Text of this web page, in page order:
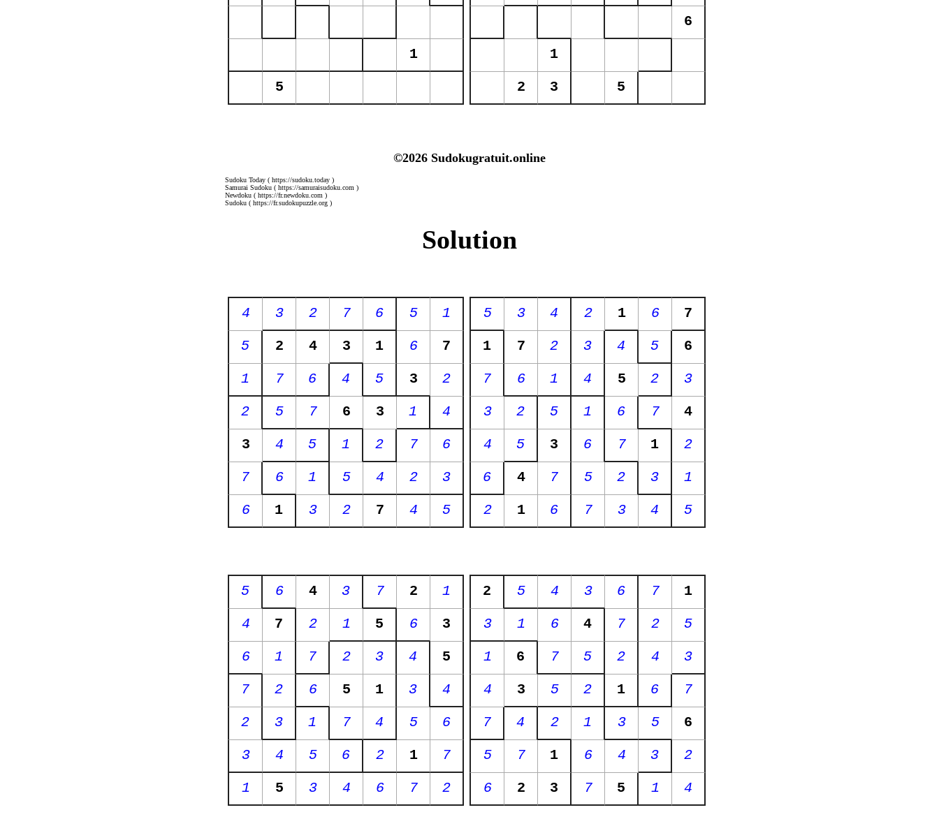
©2026 Sudokugratuit.online
Sudoku Today ( https://sudoku.today )
Samurai Sudoku ( https://samuraisudoku.com )
Newdoku ( https://fr.newdoku.com )
Sudoku ( https://fr.sudokupuzzle.org )
Solution